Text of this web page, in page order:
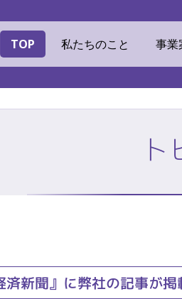
ミツイバウマテリアル
TOP 私たちのこと
代表挨拶・経営理念
専用加工センター
事業
建築素材
その他事業
私たちのこと
済新聞』に弊社の記事が